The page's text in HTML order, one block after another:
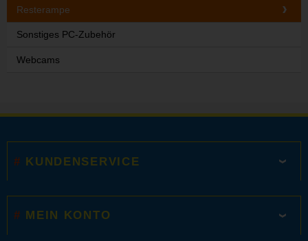
Resterampe
Sonstiges PC-Zubehör
Webcams
KUNDENSERVICE
MEIN KONTO